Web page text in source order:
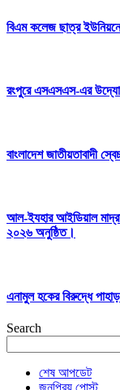
বিএম কলেজ ছাত্র
রংপুরে এসএসএস-এর
বাংলাদেশ জাতীয়তাবাদী
আল-ইযহার আইডিয়াল
২০২৬ অনুষ্ঠিত।
এনামুল হকের বিরুদ্ধে
Search
শেষ আপডেট
জনপ্রিয় পোস্ট